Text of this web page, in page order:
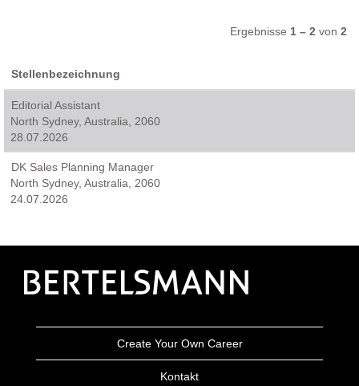
Ergebnisse 1 – 2 von 2
Stellenbezeichnung
Editorial Assistant
North Sydney, Australia, 2060
28.07.2026
DK Sales Planning Manager
North Sydney, Australia, 2060
24.07.2026
Create Your Own Career
Kontakt